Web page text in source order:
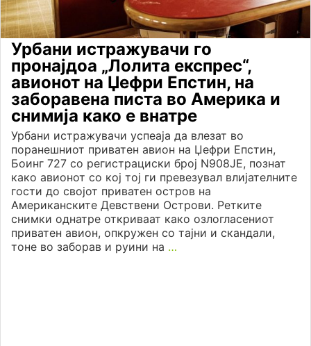
Урбани истражувачи го
пронајдоа „Лолита експрес“,
авионот на Џефри Епстин, на
заборавена писта во Америка и
снимија како е внатре
Урбани истражувачи успеаја да влезат во
поранешниот приватен авион на Џефри Епстин,
Боинг 727 со регистрациски број N908JE, познат
како авионот со кој тој ги превезувал влијателните
гости до својот приватен остров на
Американските Девствени Острови. Ретките
снимки однатре откриваат како озлогласениот
приватен авион, опкружен со тајни и скандали,
тоне во заборав и руини на …